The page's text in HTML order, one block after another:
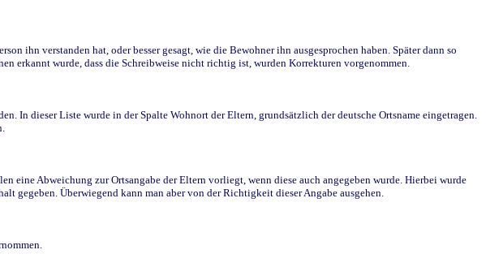
ihn verstanden hat, oder besser gesagt, wie die Bewohner ihn ausgesprochen haben. Später dann so
erkannt wurde, dass die Schreibweise nicht richtig ist, wurden Korrekturen vorgenommen.
In dieser Liste wurde in der Spalte Wohnort der Eltern, grundsätzlich der deutsche Ortsname eingetragen.
eine Abweichung zur Ortsangabe der Eltern vorliegt, wenn diese auch angegeben wurde. Hierbei wurde
gegeben. Überwiegend kann man aber von der Richtigkeit dieser Angabe ausgehen.